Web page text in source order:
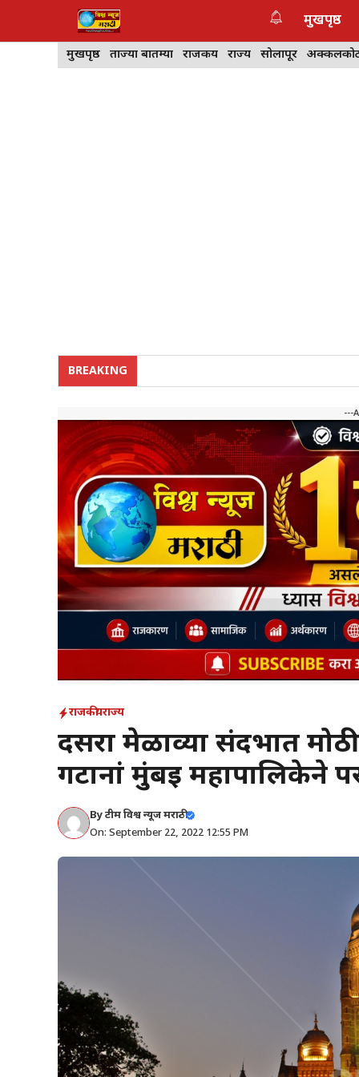
मुखपृष्ठ
मुखपृष्ठ ताज्या बातम्या राजकीय राज्य सोलापूर
BREAKING
---
राजकीयराज्य
दसरा मेळाव्या संदर्भात
गटानां मुंबई महापालिकेने
Byटीम विश्व न्यूज मराठी
On: September 22, 2022 12:55 PM